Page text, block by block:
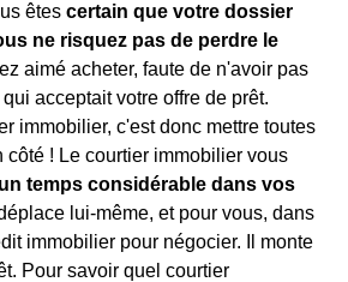
êtes certain que votre dossier
ne risquez pas de perdre le
aimé acheter, faute de n'avoir pas
acceptait votre offre de prêt.
immobilier, c'est donc mettre toutes
côté ! Le courtier immobilier vous
temps considérable dans vos
lui-même, et pour vous, dans
immobilier pour négocier. Il monte
Pour savoir quel courtier